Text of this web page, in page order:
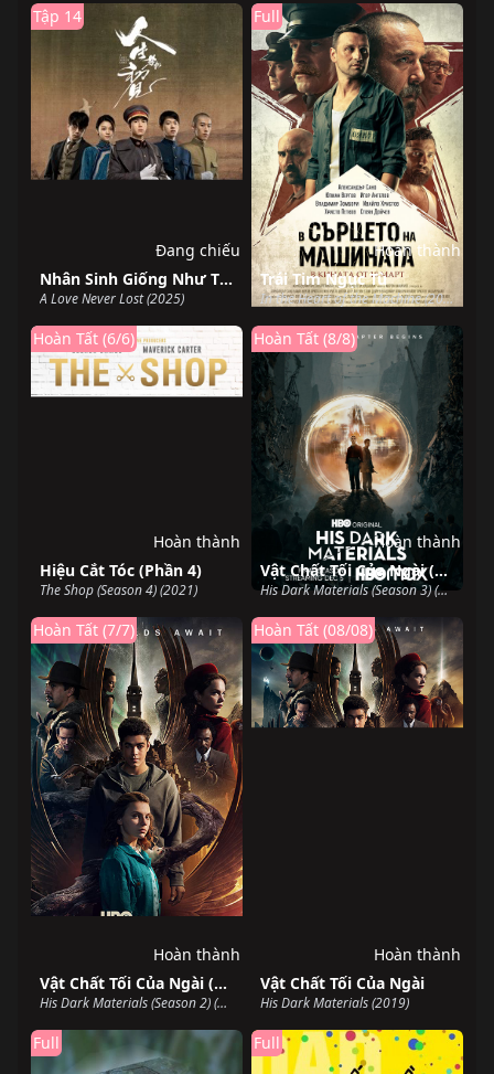
Nhân Sinh Giống Như Thuở Đầu Gặp Gỡ
A Love Never Lost (2025)
Tập 14
Đang chiếu
Trái Tim Ngục Tù
In the Heart of the Machine (2022)
Full
Hoàn thành
Hiệu Cắt Tóc (Phần 4)
The Shop (Season 4) (2021)
Hoàn Tất (6/6)
Hoàn thành
Vật Chất Tối Của Ngài (Phần 3)
His Dark Materials (Season 3) (2022)
Hoàn Tất (8/8)
Hoàn thành
Vật Chất Tối Của Ngài (Phần 2)
His Dark Materials (Season 2) (2019)
Hoàn Tất (7/7)
Hoàn thành
Vật Chất Tối Của Ngài
His Dark Materials (2019)
Hoàn Tất (08/08)
Hoàn thành
Full Full